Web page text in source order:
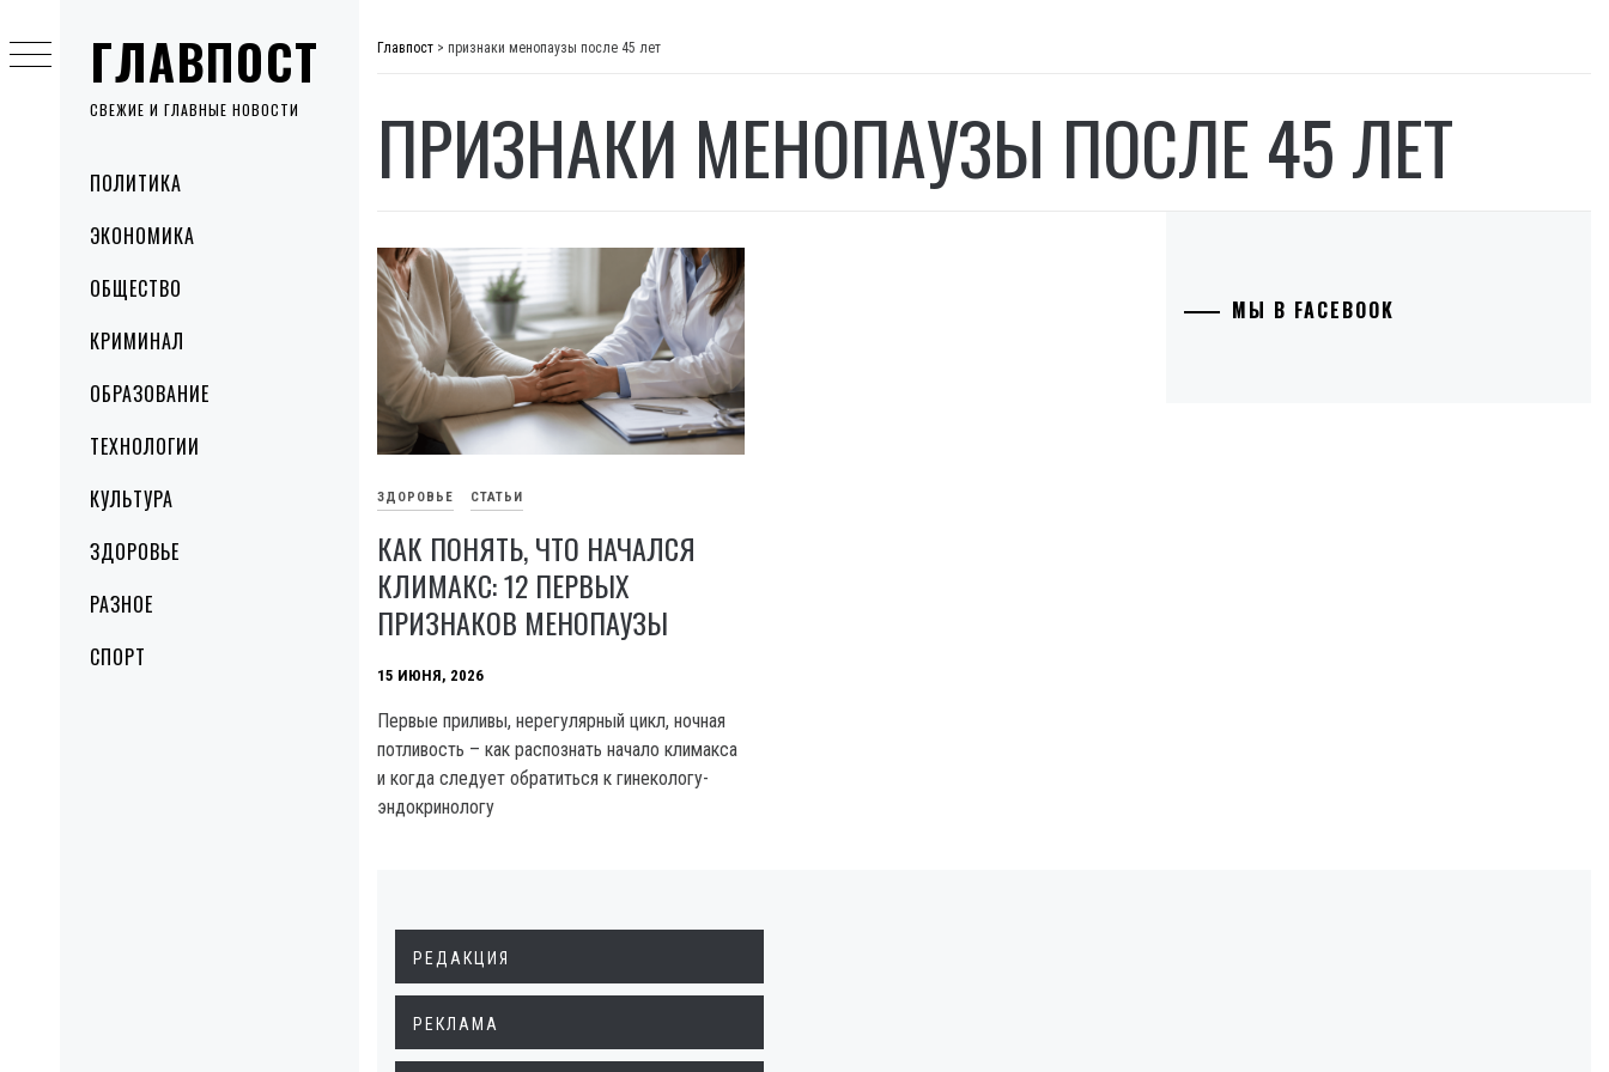
ГЛАВПОСТ
СВЕЖИЕ И ГЛАВНЫЕ НОВОСТИ
MenuПОЛИТИКА
ЭКОНОМИКА
ОБЩЕСТВО
КРИМИНАЛ
ОБРАЗОВАНИЕ
ТЕХНОЛОГИИ
КУЛЬТУРА
ЗДОРОВЬЕ
РАЗНОЕ
СПОРТ
to
content
Главпост > признаки менопаузы после 45 лет
ПРИЗНАКИ МЕНОПАУЗЫ ПОСЛЕ 45 ЛЕТ
ЗДОРОВЬЕ СТАТЬИ
КАК ПОНЯТЬ, ЧТО НАЧАЛСЯ
КЛИМАКС: 12 ПЕРВЫХ
ПРИЗНАКОВ МЕНОПАУЗЫ
15 ИЮНЯ, 2026
Первые приливы, нерегулярный цикл, ночная
потливость – как распознать начало климакса
и когда следует обратиться к гинекологу-
эндокринологу
МЫ В FACEBOOK
РЕДАКЦИЯ
РЕКЛАМА